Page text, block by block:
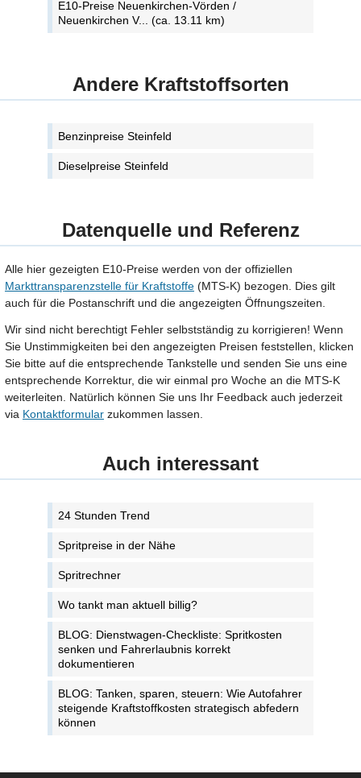
E10-Preise Neuenkirchen-Vörden /
Neuenkirchen V... (ca. 13.11 km)
Andere Kraftstoffsorten
Benzinpreise Steinfeld
Dieselpreise Steinfeld
Datenquelle und Referenz
Alle hier gezeigten E10-Preise werden von der offiziellen
Markttransparenzstelle für Kraftstoffe (MTS-K) bezogen. Dies gilt
auch für die Postanschrift und die angezeigten Öffnungszeiten.
Wir sind nicht berechtigt Fehler selbstständig zu korrigieren! Wenn
Sie Unstimmigkeiten bei den angezeigten Preisen feststellen, klicken
Sie bitte auf die entsprechende Tankstelle und senden Sie uns eine
entsprechende Korrektur, die wir einmal pro Woche an die MTS-K
weiterleiten. Natürlich können Sie uns Ihr Feedback auch jederzeit
via Kontaktformular zukommen lassen.
Auch interessant
24 Stunden Trend
Spritpreise in der Nähe
Spritrechner
Wo tankt man aktuell billig?
BLOG: Dienstwagen-Checkliste: Spritkosten
senken und Fahrerlaubnis korrekt
dokumentieren
BLOG: Tanken, sparen, steuern: Wie Autofahrer
steigende Kraftstoffkosten strategisch abfedern
können